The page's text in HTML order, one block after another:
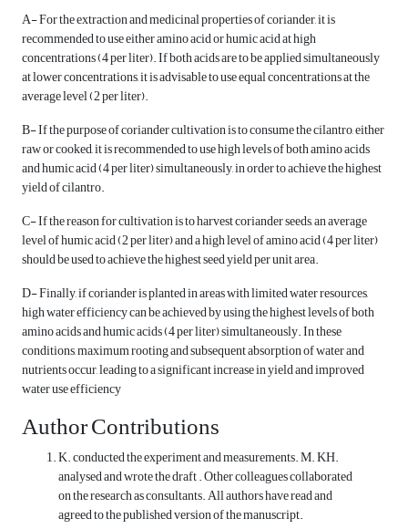
A- For the extraction and medicinal properties of coriander, it is
recommended to use either amino acid or humic acid at high
concentrations (4 per liter). If both acids are to be applied simultaneously
at lower concentrations, it is advisable to use equal concentrations at the
average level (2 per liter).
B- If the purpose of coriander cultivation is to consume the cilantro, either
raw or cooked, it is recommended to use high levels of both amino acids
and humic acid (4 per liter) simultaneously, in order to achieve the highest
yield of cilantro.
C- If the reason for cultivation is to harvest coriander seeds, an average
level of humic acid (2 per liter) and a high level of amino acid (4 per liter)
should be used to achieve the highest seed yield per unit area.
D- Finally, if coriander is planted in areas with limited water resources,
high water efficiency can be achieved by using the highest levels of both
amino acids and humic acids (4 per liter) simultaneously. In these
conditions, maximum rooting and subsequent absorption of water and
nutrients occur, leading to a significant increase in yield and improved
water use efficiency
Author Contributions
K. conducted the experiment and measurements. M. KH.
analysed and wrote the draft . Other colleagues collaborated
on the research as consultants. All authors have read and
agreed to the published version of the manuscript.